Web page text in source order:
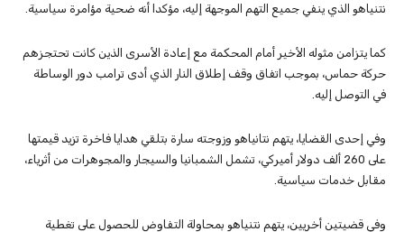
نتنياهو الذي ينفي جميع التهم الموجهة إليه، مؤكدا أنه ضحية مؤامرة سياسية.
كما يتزامن مثوله الأخير أمام المحكمة مع إعادة الأسرى الذين كانت تحتجزهم
حركة حماس، بموجب اتفاق وقف إطلاق النار الذي أدى ترامب دور الوساطة
في التوصل إليه.
وفي إحدى القضايا، يتهم نتانياهو وزوجته سارة بتلقي هدايا فاخرة تزيد قيمتها
على 260 ألف دولار أميركي، تشمل الشمبانيا والسيجار والمجوهرات من أثرياء،
مقابل خدمات سياسية.
وفي قضيتين أخريين، يتهم نتنياهو بمحاولة التفاوض للحصول على تغطية